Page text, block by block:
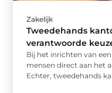
Zakelijk
Tweedehands
verantwoorde
Bij het inrichten van
mensen direct aan het
Echter, tweedehands